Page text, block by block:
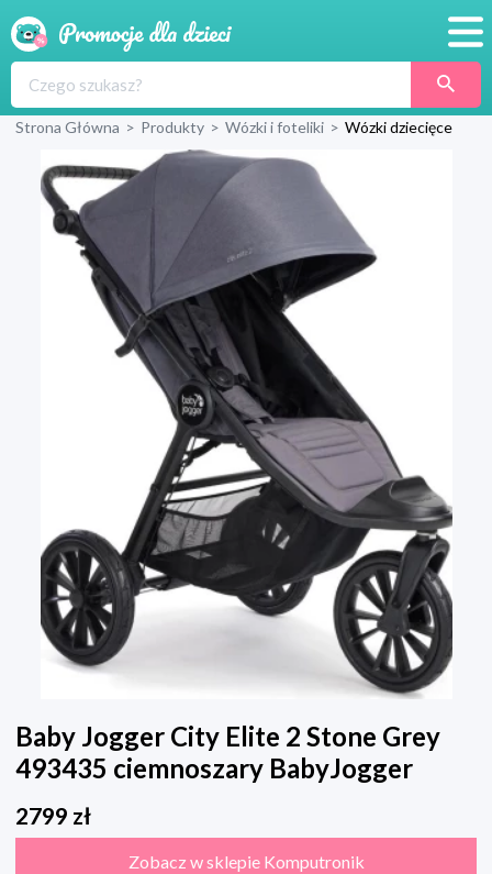
Produkty
Sklepy
Wyprawka
Strona Główna > Produkty > Wózki i foteliki > Wózki dziecięce
Baby Jogger City Elite 2 Stone Grey
493435 ciemnoszary BabyJogger
2799 zł
Zobacz w sklepie Komputronik